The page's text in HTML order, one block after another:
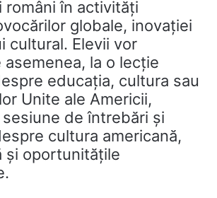
români în activități
globale, inovației
cultural. Elevii vor
la o lecție
educația, cultura sau
Unite ale Americii,
de întrebări și
cultura americană,
și oportunitățile